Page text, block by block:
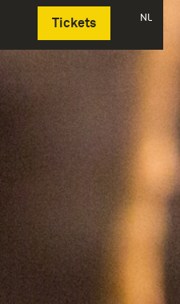
Tickets NL
Deutsch